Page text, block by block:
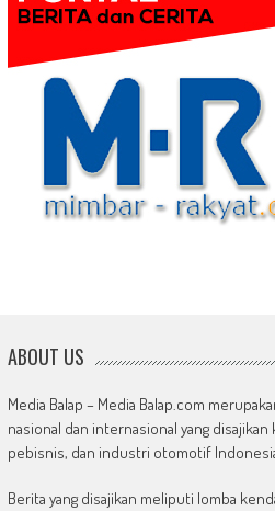
ABOUT US
Media Balap – Media Balap.com
nasional dan internasional yang
pebisnis, dan industri otomotif
Berita yang disajikan meliputi lomba